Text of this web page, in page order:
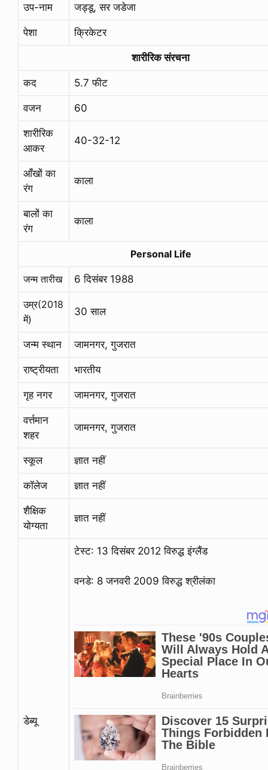
उप-नाम जड्डू, सर जडेजा
पेशा क्रिकेटर
शारीरिक संरचना
कद 5.7 फीट
वजन 60
शारीरिक
आकर
40-32-12
आँखों का
रंग
काला
बालों का
रंग
काला
Personal Life
जन्म तारीख 6 दिसंबर 1988
उम्र(2018
में)
30 साल
जन्म स्थान जामनगर, गुजरात
राष्ट्रीयता भारतीय
गृह नगर जामनगर, गुजरात
वर्त्तमान
शहर
जामनगर, गुजरात
स्कूल ज्ञात नहीं
कॉलेज ज्ञात नहीं
शैक्षिक
योग्यता
ज्ञात नहीं
डेब्यू
टेस्ट: 13 दिसंबर 2012 विरुद्ध इंग्लैंड
वनडे: 8 जनवरी 2009 विरुद्ध श्रीलंका